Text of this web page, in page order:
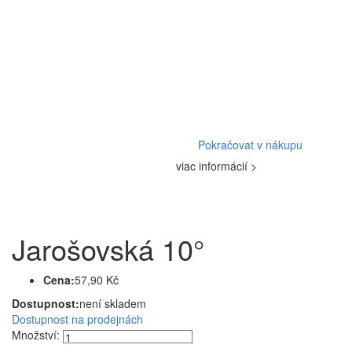
Pokračovat v nákupu
Jarošovská 10°
Cena:57,90 Kč
Dostupnost:není skladem
Dostupnost na prodejnách
Množství:
viac informácií >